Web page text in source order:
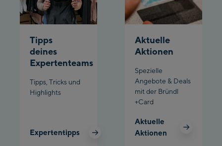
Penkenbahn
Bergstation / Top
/Valley station
Fuegen:
Spieljochbahn
Talstation /Valley
Ischgl:
Tipps
deines
Expertenteams
Tipps, Tricks und
Highlights
Expertentipps
Aktuelle
Aktionen
Spezielle
Angebote & Deals
mit der Bründl
+Card
Aktuelle
Aktionen